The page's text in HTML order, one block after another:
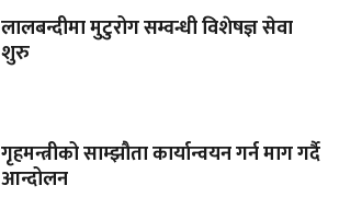
लालबन्दीमा मुटुरोग सम्वन्धी विशेषज्ञ सेवा
शुरु
गृहमन्त्रीको साम्झौता कार्यान्वयन गर्न माग गर्दै
आन्दोलन